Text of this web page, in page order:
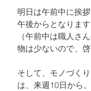
明日は午前中に挨
午後からとなります
（午前中は職人さ
物は少ないので、
そして、モノづく
は、来週10日から。